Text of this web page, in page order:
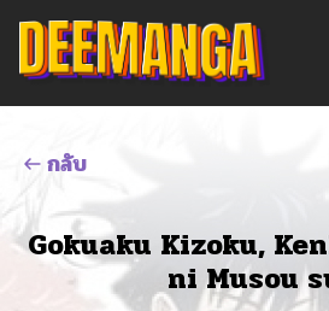
กลับ
Gokuaku Kizoku,
ni Musou